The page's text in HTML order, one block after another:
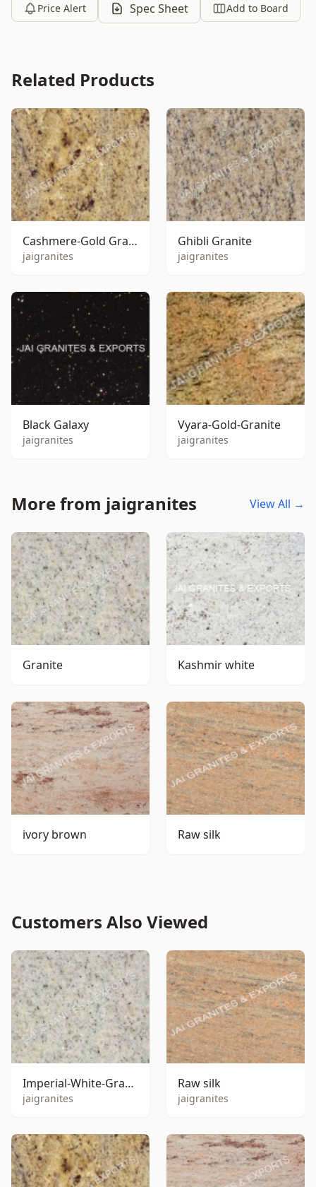
Price Alert Spec Sheet Add to Board
Related Products
Cashmere-Gold Granite
jaigranites
Ghibli Granite
jaigranites
Black Galaxy
jaigranites
Vyara-Gold-Granite
jaigranites
More from jaigranites View All →
Granite Kashmir white
ivory brown Raw silk
Customers Also Viewed
Imperial-White-Granite
jaigranites
Raw silk
jaigranites